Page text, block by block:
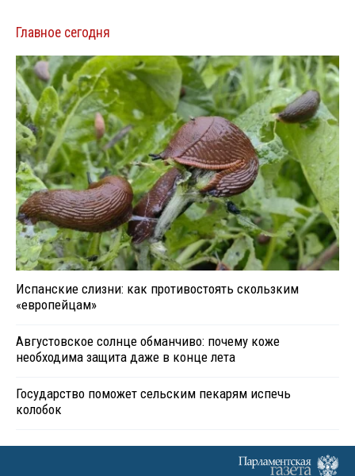
Главное сегодня
Испанские слизни: как противостоять скользким
«европейцам»
Августовское солнце обманчиво: почему коже
необходима защита даже в конце лета
Государство поможет сельским пекарям испечь
колобок